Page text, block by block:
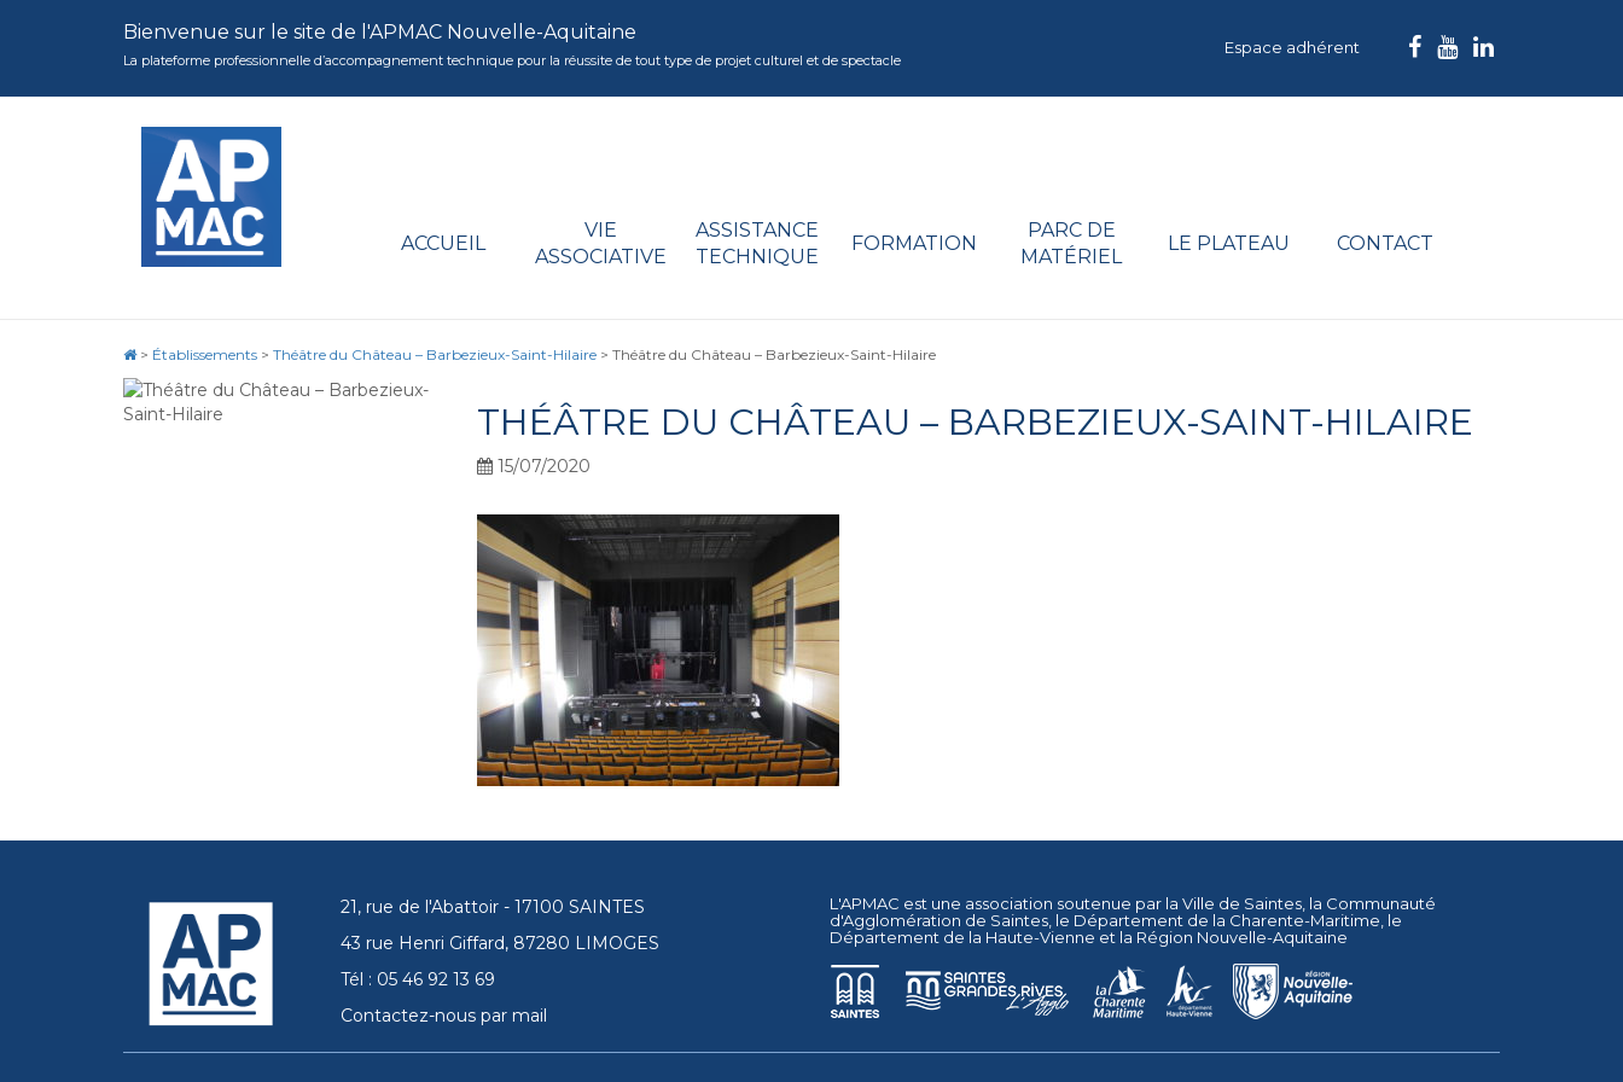
Bienvenue sur le site de l'APMAC Nouvelle-Aquitaine
La plateforme professionnelle d’accompagnement technique pour la réussite de tout type de projet culturel et de spectacle
Espace adhérent
ACCUEIL
VIE
ASSOCIATIVE
ASSISTANCE
TECHNIQUE
FORMATION
PARC DE
MATÉRIEL
LE PLATEAU CONTACT
> Établissements > Théâtre du Château – Barbezieux-Saint-Hilaire > Théâtre du Château – Barbezieux-Saint-Hilaire
THÉÂTRE DU CHÂTEAU – BARBEZIEUX-SAINT-HILAIRE
15/07/2020
21, rue de l'Abattoir - 17100 SAINTES
43 rue Henri Giffard, 87280 LIMOGES
Tél : 05 46 92 13 69
Contactez-nous par mail
L'APMAC est une association soutenue par la Ville de Saintes , la Communauté
d'Agglomération de Saintes , le Département de la Charente-Maritime , le
Département de la Haute-Vienne et la Région Nouvelle-Aquitaine